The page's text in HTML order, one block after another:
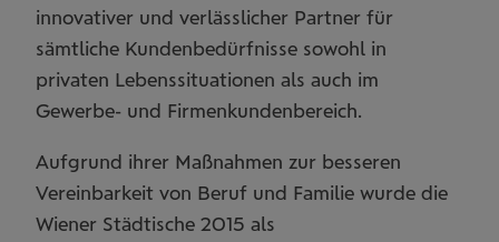
innovativer und verlässlicher Partner für
sämtliche Kundenbedürfnisse sowohl in
privaten Lebenssituationen als auch im
Gewerbe- und Firmenkundenbereich.
Aufgrund ihrer Maßnahmen zur besseren
Vereinbarkeit von Beruf und Familie wurde die
Wiener Städtische 2015 als